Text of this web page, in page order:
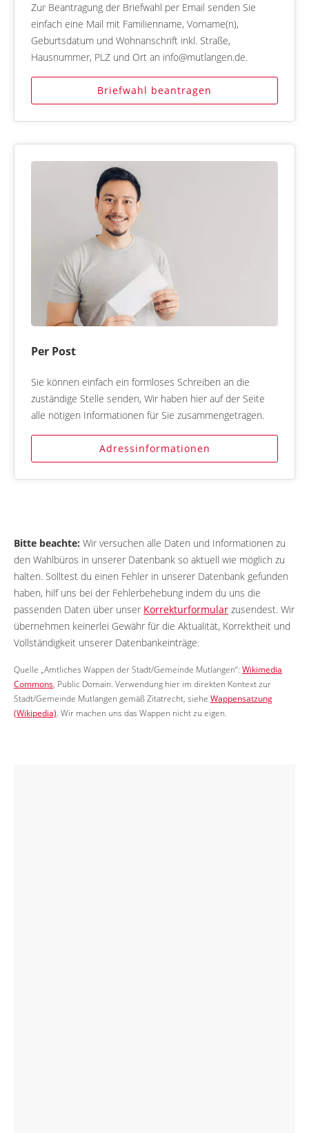
Zur Beantragung der Briefwahl per Email senden Sie
einfach eine Mail mit Familienname, Vorname(n),
Geburtsdatum und Wohnanschrift inkl. Straße,
Hausnummer, PLZ und Ort an info@mutlangen.de.
Briefwahl beantragen
Per Post
Sie können einfach ein formloses Schreiben an die
zuständige Stelle senden, Wir haben hier auf der Seite
alle nötigen Informationen für Sie zusammengetragen.
Adressinformationen
Bitte beachte: Wir versuchen alle Daten und Informationen zu
den Wahlbüros in unserer Datenbank so aktuell wie möglich zu
halten. Solltest du einen Fehler in unserer Datenbank gefunden
haben, hilf uns bei der Fehlerbehebung indem du uns die
passenden Daten über unser Korrekturformular zusendest. Wir
übernehmen keinerlei Gewähr für die Aktualität, Korrektheit und
Vollständigkeit unserer Datenbankeinträge.
Quelle „Amtliches Wappen der Stadt/Gemeinde Mutlangen“: Wikimedia
Commons, Public Domain. Verwendung hier im direkten Kontext zur
Stadt/Gemeinde Mutlangen gemäß Zitatrecht, siehe Wappensatzung
(Wikipedia). Wir machen uns das Wappen nicht zu eigen.